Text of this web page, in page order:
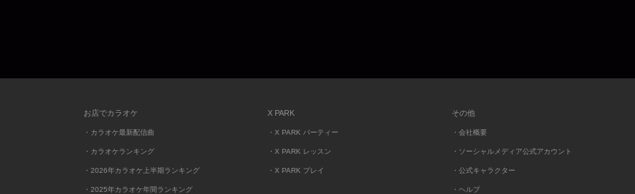
お店でカラオケ
・カラオケ最新配信曲
・カラオケランキング
・2026年カラオケ上半期ランキング
・2025年カラオケ年間ランキング
X PARK
・X PARK パーティー
・X PARK レッスン
・X PARK プレイ
その他
・会社概要
・ソーシャルメディア公式アカウント
・公式キャラクター
・ヘルプ